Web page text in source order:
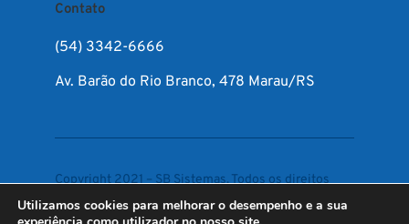
Contato
(54) 3342-6666
Av. Barão do Rio Branco, 478 Marau/RS
Copyright 2021 – SB Sistemas. Todos os direitos
reservados.
Utilizamos cookies para melhorar o desempenho e a sua